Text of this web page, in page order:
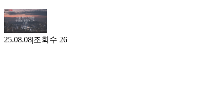
25.08.08|조회수 26